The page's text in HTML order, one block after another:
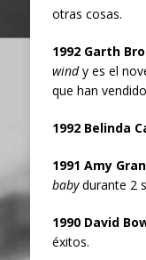
otras cosas.
1992 Garth
windy es el
que han
1992 Belinda
1991 Amy
babydurante 2
1990 David
éxitos.